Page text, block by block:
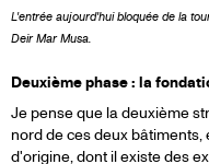
L'entrée aujourd'hui bloquée de la
Deir Mar Musa.
Deuxième phase : la
Je pense que la deuxième
nord de ces deux
d'origine, dont il existe des